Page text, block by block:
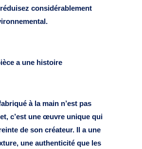
considérablement
a une histoire
à la main n’est pas
c’est une œuvre unique qui
de son créateur. Il a une
une authenticité que les